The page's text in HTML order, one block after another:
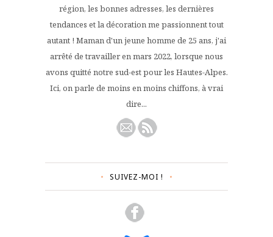
région, les bonnes adresses, les dernières
tendances et la décoration me passionnent tout
autant ! Maman d'un jeune homme de 25 ans, j'ai
arrêté de travailler en mars 2022, lorsque nous
avons quitté notre sud-est pour les Hautes-Alpes.
Ici, on parle de moins en moins chiffons, à vrai
dire...
SUIVEZ-MOI !